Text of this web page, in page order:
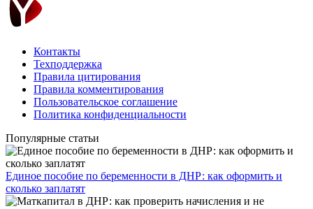
Контакты
Техподдержка
Правила цитирования
Правила комментирования
Пользовательское соглашение
Политика конфиденциальности
Популярные статьи
Единое пособие по беременности в ДНР: как оформить и
сколько заплатят